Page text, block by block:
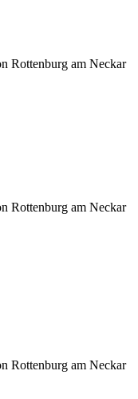
Rottenburg am Neckar
Rottenburg am Neckar
Rottenburg am Neckar